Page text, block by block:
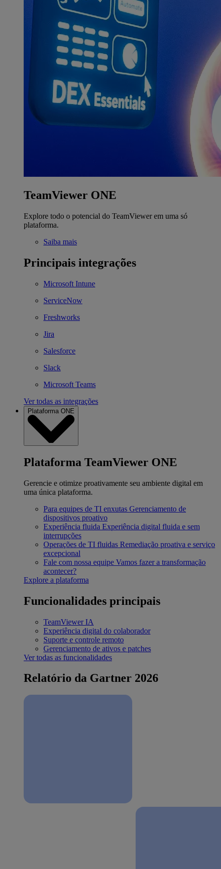
TeamViewer ONE
Explore todo o potencial do TeamViewer em uma só
plataforma.
Saiba mais
Principais integrações
Microsoft Intune
ServiceNow
Freshworks
Jira
Salesforce
Slack
Microsoft Teams
Ver todas as integrações
Plataforma ONE
Plataforma TeamViewer ONE
Gerencie e otimize proativamente seu ambiente digital em
uma única plataforma.
Para equipes de TI enxutas Gerenciamento de
dispositivos proativo
Experiência fluida Experiência digital fluida e sem
interrupções
Operações de TI fluidas Remediação proativa e serviço
excepcional
Fale com nossa equipe Vamos fazer a transformação
acontecer?
Explore a plataforma
Funcionalidades principais
TeamViewer IA
Experiência digital do colaborador
Suporte e controle remoto
Gerenciamento de ativos e patches
Ver todas as funcionalidades
Relatório da Gartner 2026